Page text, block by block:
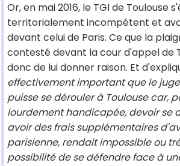
Or, en mai 2016, le TGI de Toulouse
territorialement incompétent et
devant celui de Paris. Ce que la
contesté devant la cour d'appel de
donc de lui donner raison. Et
effectivement important que le
puisse se dérouler à Toulouse car,
lourdement handicapée, devoir se
avoir des frais supplémentaires
parisienne, rendait impossible ou
possibilité de se défendre face à